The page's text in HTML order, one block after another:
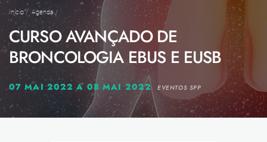
Início/ Agenda/
CURSO AVANÇADO DE
BRONCOLOGIA EBUS E EUSB
07 MAI 2022 A 08 MAI 2022 EVENTOS SPP